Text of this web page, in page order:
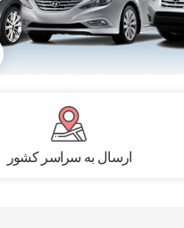
ارسال به سراسر کشور